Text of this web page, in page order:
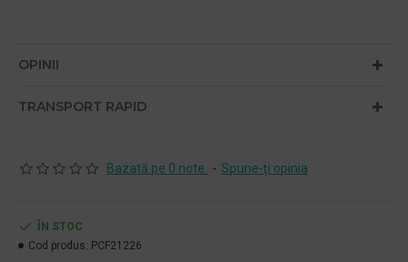
OPINII
TRANSPORT RAPID
Bazată pe 0 note. - Spune-ţi opinia
ÎN STOC
Cod produs: PCF21226